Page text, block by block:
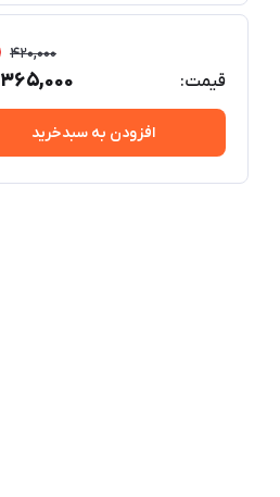
قیمت:
420,000
365,000
افزودن به سبدخرید